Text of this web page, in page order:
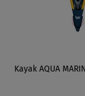
Kayak AQUA